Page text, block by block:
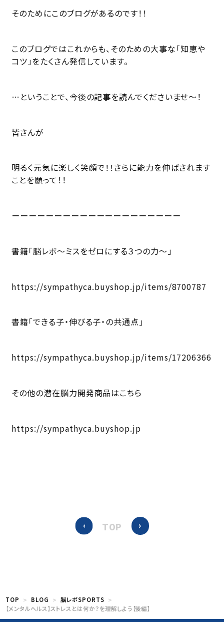
そのためにこのブログがあるのです！！
このブログではこれからも、そのための大事な「知恵や
コツ」をたくさん発信しています。
…ということで、今後の記事を読んでくださいませ〜！
皆さんが
明るく元気に楽しく笑顔で！！さらに能力を伸ばされます
ことを願って！！
ーーーーーーーーーーーーーーーーーーーー
書籍「脳レボ〜ミスをゼロにする３つの力〜」
https://sympathyca.buyshop.jp/items/8700787
書籍「できる子・伸びる子・の共通点」
https://sympathyca.buyshop.jp/items/17206366
その他の潜在脳力開発商品はこちら
https://sympathyca.buyshop.jp
TOP
TOP BLOG
脳レボSPORTS
【メンタルヘルス】ストレスとは何か？を理解しよう【後編】